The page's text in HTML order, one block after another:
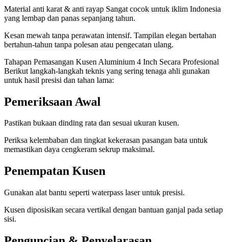
Material anti karat & anti rayap Sangat cocok untuk iklim Indonesia
yang lembap dan panas sepanjang tahun.
Kesan mewah tanpa perawatan intensif. Tampilan elegan bertahan
bertahun-tahun tanpa polesan atau pengecatan ulang.
Tahapan Pemasangan Kusen Aluminium 4 Inch Secara Profesional
Berikut langkah-langkah teknis yang sering tenaga ahli gunakan
untuk hasil presisi dan tahan lama:
Pemeriksaan Awal
Pastikan bukaan dinding rata dan sesuai ukuran kusen.
Periksa kelembaban dan tingkat kekerasan pasangan bata untuk
memastikan daya cengkeram sekrup maksimal.
Penempatan Kusen
Gunakan alat bantu seperti waterpass laser untuk presisi.
Kusen diposisikan secara vertikal dengan bantuan ganjal pada setiap
sisi.